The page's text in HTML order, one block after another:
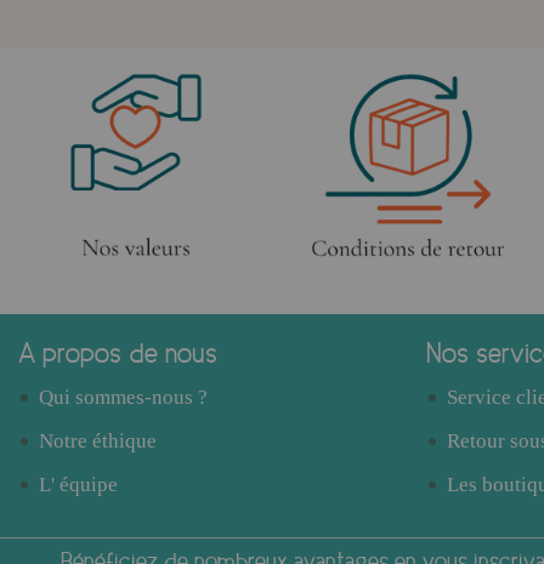
A propos de nous
Qui sommes-nous ?
Notre éthique
L' équipe
Nos
Service
Retour
Les